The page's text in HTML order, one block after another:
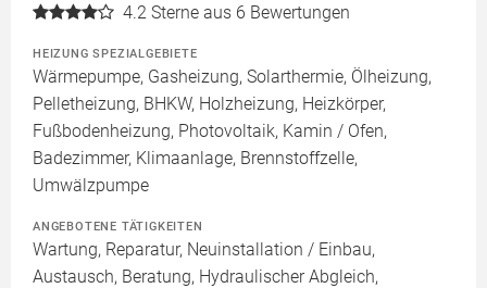
4.2 Sterne aus 6 Bewertungen
HEIZUNG SPEZIALGEBIETE
Wärmepumpe, Gasheizung, Solarthermie, Ölheizung,
Pelletheizung, BHKW, Holzheizung, Heizkörper,
Fußbodenheizung, Photovoltaik, Kamin / Ofen,
Badezimmer, Klimaanlage, Brennstoffzelle,
Umwälzpumpe
ANGEBOTENE TÄTIGKEITEN
Wartung, Reparatur, Neuinstallation / Einbau,
Austausch, Beratung, Hydraulischer Abgleich,